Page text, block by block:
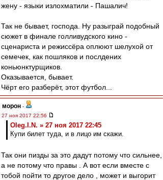
жену - языки излохматили - Пашалич!
Так не бывает, господа. Ну разыграй подобный
сюжет в финале голливудского кино -
сценариста и режиссёра оплюют шелухой от
семечек, как пошляков и послдених
коньюнктурщиков.
Оказывается, бывает.
Чёрт его разберёт, этот футбол...
морон -
27 ноя 2017 22:56
Oleg.I.N. » 27 ноя 2017 22:45
Купи билет туда, и в лицо им скажи.
Так они пизды за это дадут потому что сильнее,
а не потому что правы . А вот если вместе с
тобой пойти то другое дело , может и выгорит